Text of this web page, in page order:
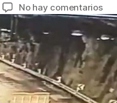
er
e
st
m
p
ar
tir
No hay comentariosen
el
de
la
vía
al